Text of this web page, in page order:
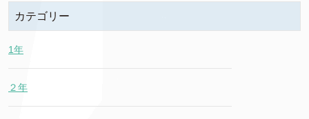
カテゴリー
1年
２年